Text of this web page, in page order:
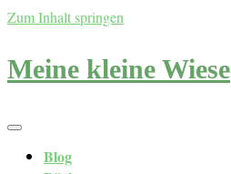
Zum Inhalt springen
Meine kleine Wiese
Blog